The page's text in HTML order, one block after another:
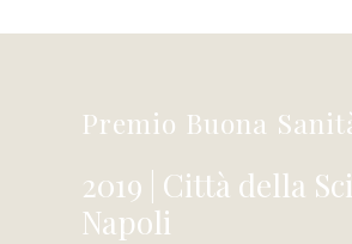
Premio Buona
2019 | Città della
Napoli